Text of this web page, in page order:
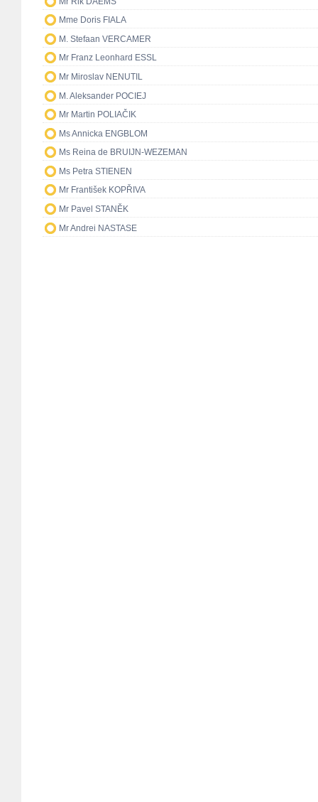
Mme Doris FIALA
M. Stefaan VERCAMER
Mr Franz Leonhard ESSL
Mr Miroslav NENUTIL
M. Aleksander POCIEJ
Mr Martin POLIAČIK
Ms Annicka ENGBLOM
Ms Reina de BRUIJN-WEZEMAN
Ms Petra STIENEN
Mr František KOPŘIVA
Mr Pavel STANĚK
Mr Andrei NASTASE